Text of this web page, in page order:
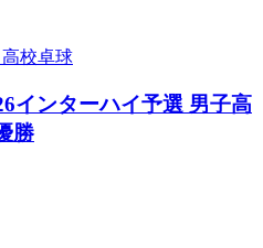
高校卓球
インターハイ予選 男子高
勝